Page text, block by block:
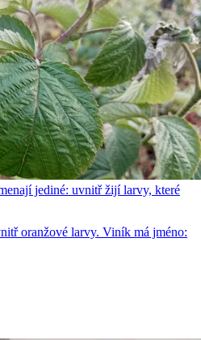
jediné: uvnitř žijí larvy, které
oranžové larvy. Viník má jméno: